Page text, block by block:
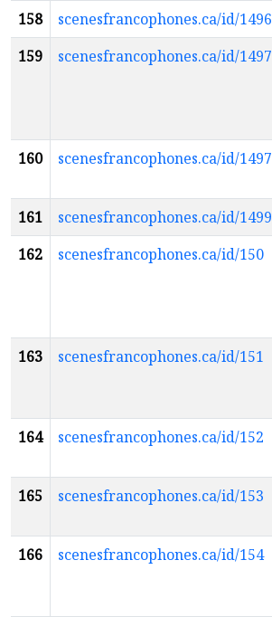
158 scenesfrancophones.ca/id/
159
scenesfrancophones.ca/id/
160
scenesfrancophones.ca/id/
161
scenesfrancophones.ca/id/
162
scenesfrancophones.ca/id/150
163
scenesfrancophones.ca/id/151
164
scenesfrancophones.ca/id/152
165
scenesfrancophones.ca/id/153
166
scenesfrancophones.ca/id/154